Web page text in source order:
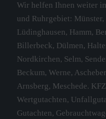
Wir helfen Ihnen weiter
und Ruhrgebiet:
Lüdinghausen, Hamm,
Billerbeck, Dülmen,
Nordkirchen, Selm,
Beckum, Werne,
Arnsberg, Meschede.
Wertgutachten,
Gutachten,